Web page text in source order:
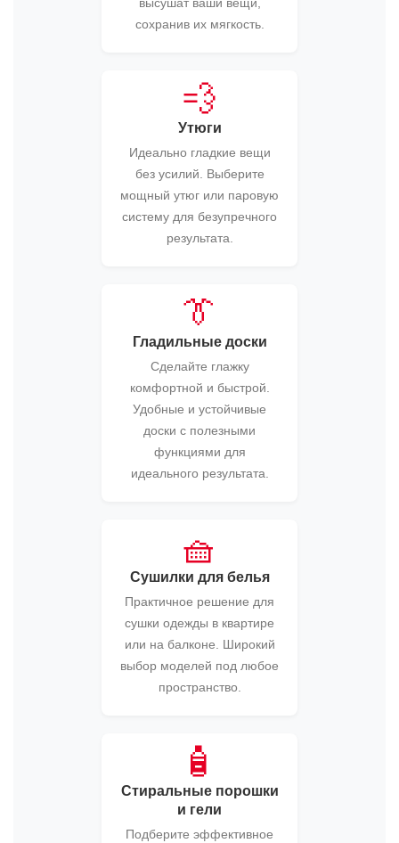
высушат ваши вещи,
сохранив их мягкость.
💨
Утюги
Идеально гладкие вещи
без усилий. Выберите
мощный утюг или паровую
систему для безупречного
результата.
👔
Гладильные доски
Сделайте глажку
комфортной и быстрой.
Удобные и устойчивые
доски с полезными
функциями для
идеального результата.
🧺
Сушилки для белья
Практичное решение для
сушки одежды в квартире
или на балконе. Широкий
выбор моделей под любое
пространство.
🧴
Стиральные порошки
и гели
Подберите эффективное